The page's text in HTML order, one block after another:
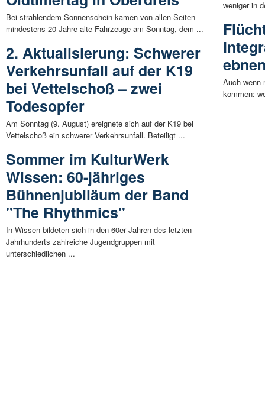
Bei strahlendem Sonnenschein kamen von allen Seiten
mindestens 20 Jahre alte Fahrzeuge am Sonntag, dem ...
2. Aktualisierung: Schwerer
Verkehrsunfall auf der K19
bei Vettelschoß – zwei
Todesopfer
Am Sonntag (9. August) ereignete sich auf der K19 bei
Vettelschoß ein schwerer Verkehrsunfall. Beteiligt ...
Sommer im KulturWerk
Wissen: 60-jähriges
Bühnenjubiläum der Band
"The Rhythmics"
In Wissen bildeten sich in den 60er Jahren des letzten
Jahrhunderts zahlreiche Jugendgruppen mit
unterschiedlichen ...
weniger in
Auch wenn
kommen: